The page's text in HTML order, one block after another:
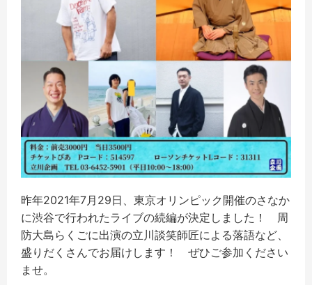
昨年2021年7月 29日、東京オリンピック開催のさなか
に渋谷で行われたライブの続編が決定しました！ 周
防大島らくごに出演の立川談笑師匠による落語など、
盛りだくさんでお届けします！ ぜひご参加ください
ませ。